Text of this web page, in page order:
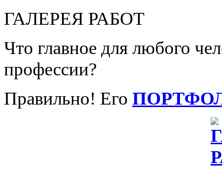
ГАЛЕРЕЯ РАБОТ
Что главное для любого
профессии?
Правильно! Его